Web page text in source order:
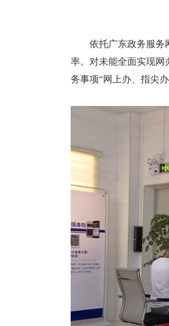
依托广东政务服务网
率。对未能全面实现网
务事项“网上办、指尖